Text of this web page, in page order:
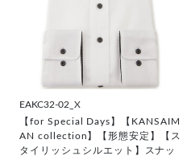
EAKC32-02_X
【for Special Days】【KANSAIM
AN collection】【形態安定】【ス
タイリッシュシルエット】スナッ